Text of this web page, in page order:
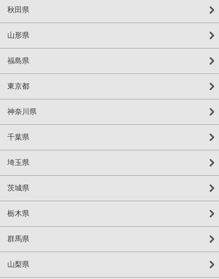
秋田県
山形県
福島県
東京都
神奈川県
千葉県
埼玉県
茨城県
栃木県
群馬県
山梨県